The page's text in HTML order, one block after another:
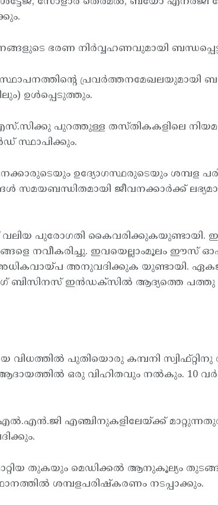
ഭരണ നിര്‍വ്വഹണവുമായി ബന്ധപ്പെട്ട്
പ്രവര്‍ത്തനമേഖലയുമായി
ഉള്‍പ്പെടുത്തും.
പുറത്തുള്ള തസ്തികകളിലെ
സ്ഥാപിക്കും.
ഉദ്യോഗസ്ഥരുടെയും ശമ്പള
ജീവനക്കാര്‍ക്ക്
പുരോഗതി കൈവരിക്കുകയുണ്ടായി.
നവീകരിച്ചു. ഇവയെല്ലാംമൂലം ഈസ്
അനുവദിക്കുക യുണ്ടായി.
ബിസിനസ് ഇന്‍ഡക്സില്‍ ആദ്യത്തെ പത്തു
വിധത്തില്‍ പുതിയൊരു കമ്പനി
ഒരു വിഹിതവും നല്‍കും. 10
എഞ്ചിനുകളിലേയ്ക്ക്
തുകയും മെഡിക്കല്‍ ആനുകൂല്യം
ശമ്പളപരിഷ്കരണം നടപ്പാക്കും.